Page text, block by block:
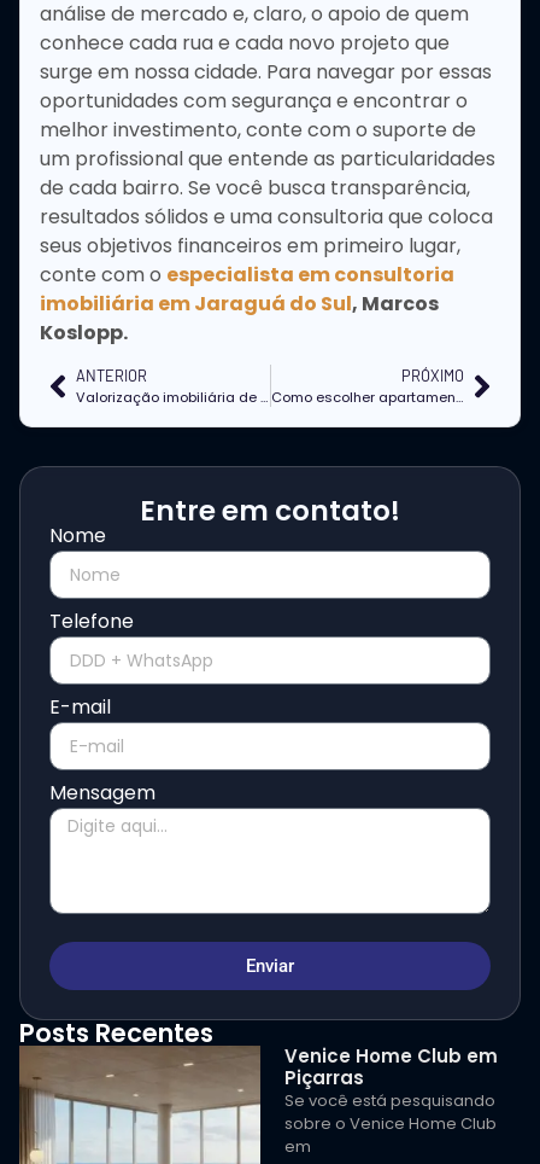
análise de mercado e, claro, o apoio de quem
conhece cada rua e cada novo projeto que
surge em nossa cidade. Para navegar por essas
oportunidades com segurança e encontrar o
melhor investimento, conte com o suporte de
um profissional que entende as particularidades
de cada bairro. Se você busca transparência,
resultados sólidos e uma consultoria que coloca
seus objetivos financeiros em primeiro lugar,
conte com o especialista em consultoria
imobiliária em Jaraguá do Sul, Marcos
Koslopp.
ANTERIOR
Valorização imobiliária de apartamentos na planta Jaraguá do Sul: um guia completo
PRÓXIMO
Como escolher apartamento na planta em Jaraguá do Sul com foco em revenda?
Entre em contato!
Nome
Telefone
E-mail
Mensagem
Enviar
Posts Recentes
Venice Home Club em
Piçarras
Se você está pesquisando
sobre o Venice Home Club
em